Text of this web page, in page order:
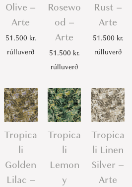
Olive –
Arte
51.500 kr.
rúlluverð
Rosewo
od –
Arte
51.500 kr.
rúlluverð
Rust –
Arte
51.500 kr.
rúlluverð
Tropica
li
Golden
Lilac –
Tropica
li
Lemon
y
Tropica
li Linen
Silver –
Arte